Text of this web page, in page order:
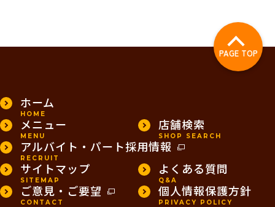
PAGE TOP
ホーム
HOME
メニュー
MENU
店舗検索
SHOP SEARCH
アルバイト・パート採用情報
RECRUIT
サイトマップ
SITEMAP
よくある質問
Q&A
ご意見・ご要望
CONTACT
個人情報保護方針
PRIVACY POLICY